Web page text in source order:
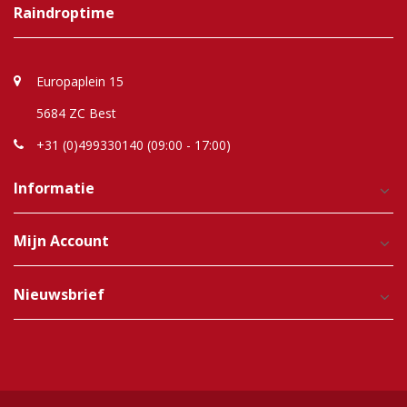
Raindroptime
Europaplein 15
5684 ZC Best
+31 (0)499330140 (09:00 - 17:00)
Informatie
Mijn Account
Nieuwsbrief